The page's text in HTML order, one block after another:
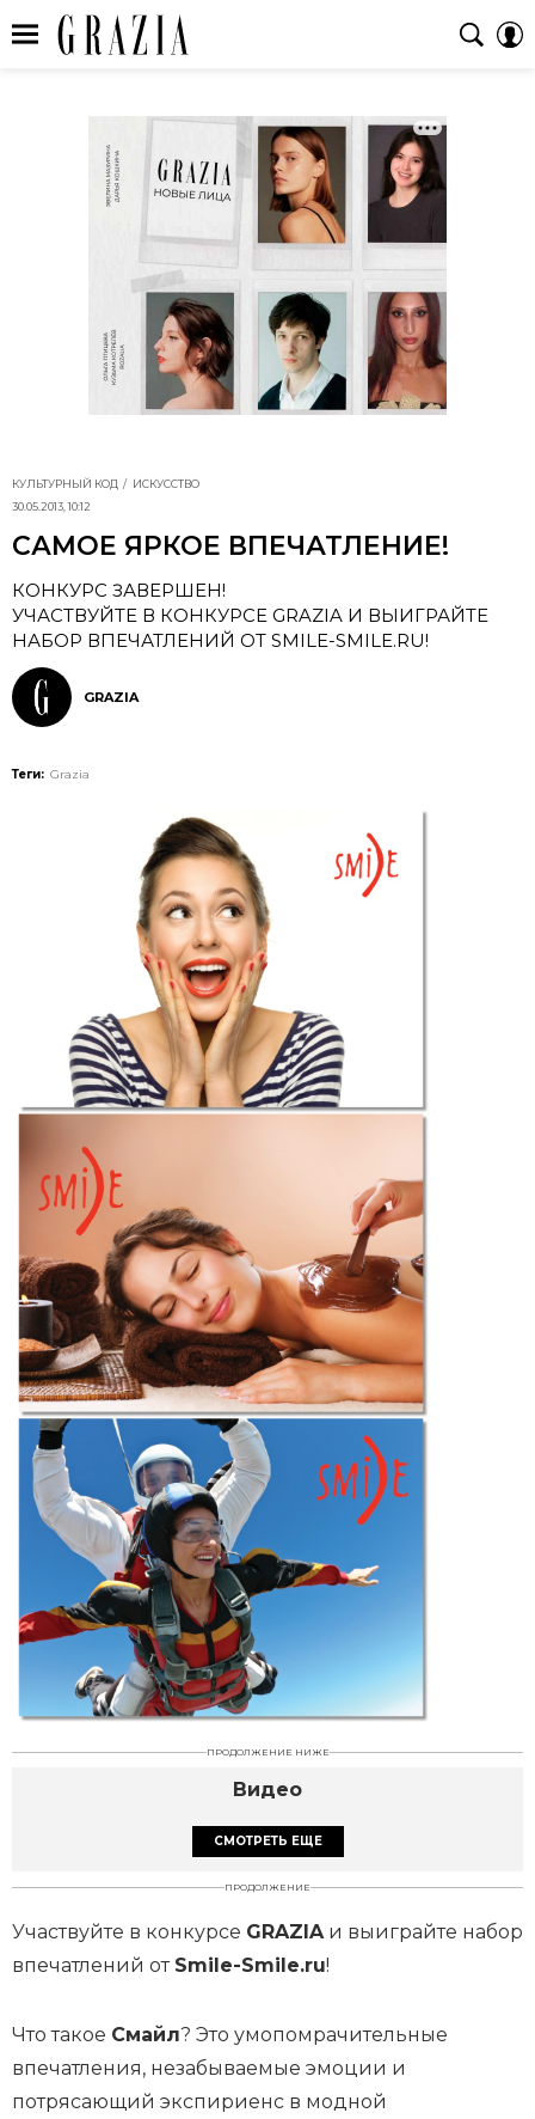
КУЛЬТУРНЫЙ КОД
ИСКУССТВО
30.05.2013, 10:12
САМОЕ ЯРКОЕ ВПЕЧАТЛЕНИЕ!
КОНКУРС ЗАВЕРШЕН!
УЧАСТВУЙТЕ В КОНКУРСЕ GRAZIA И ВЫИГРАЙТЕ
НАБОР ВПЕЧАТЛЕНИЙ ОТ SMILE-SMILE.RU!
GRAZIA
Теги: Grazia
ПРОДОЛЖЕНИЕ НИЖЕ
Видео
СМОТРЕТЬ ЕЩЕ
ПРОДОЛЖЕНИЕ
Участвуйте в конкурсе GRAZIAи выиграйте набор
впечатлений от Smile-Smile.ru!
Что такое Смайл? Это умопомрачительные
впечатления, незабываемые эмоции и
потрясающий экспириенс в модной